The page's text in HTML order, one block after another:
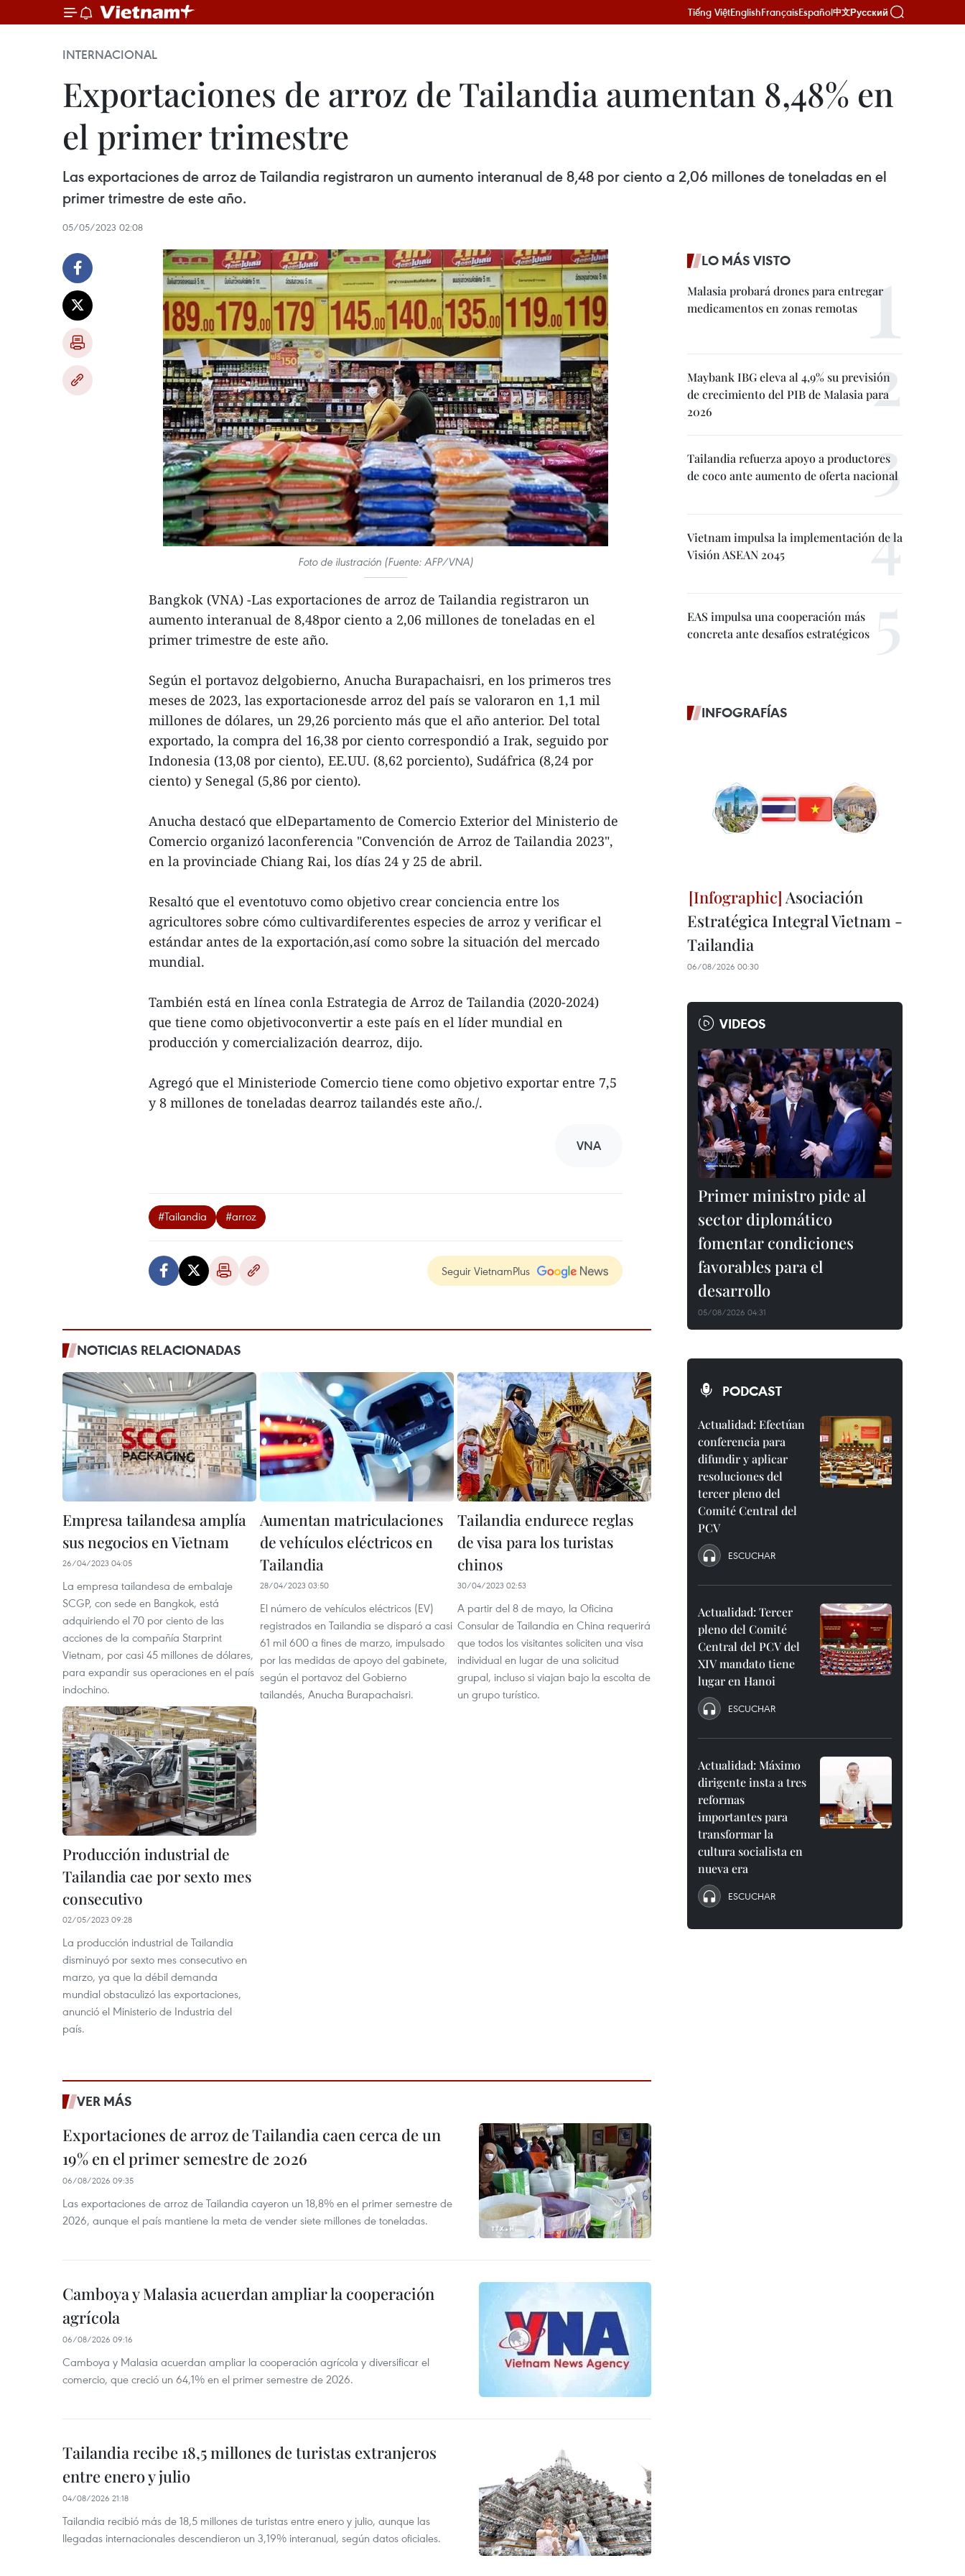
Tiếng ViệtEnglishFrançaisEspañol中文Русский
INTERNACIONAL
Exportaciones de arroz de Tailandia aumentan 8,48% en
el primer trimestre
Las exportaciones de arroz de Tailandia registraron un aumento interanual de 8,48 por ciento a 2,06 millones de toneladas en el
primer trimestre de este año.
05/05/2023 02:08
Foto de ilustración (Fuente: AFP/VNA)
Bangkok (VNA) -Las exportaciones de arroz de Tailandia registraron un
aumento interanual de 8,48por ciento a 2,06 millones de toneladas en el
primer trimestre de este año.
Según el portavoz delgobierno, Anucha Burapachaisri, en los primeros tres
meses de 2023, las exportacionesde arroz del país se valoraron en 1,1 mil
millones de dólares, un 29,26 porciento más que el año anterior. Del total
exportado, la compra del 16,38 por ciento correspondió a Irak, seguido por
Indonesia (13,08 por ciento), EE.UU. (8,62 porciento), Sudáfrica (8,24 por
ciento) y Senegal (5,86 por ciento).
Anucha destacó que elDepartamento de Comercio Exterior del Ministerio de
Comercio organizó laconferencia "Convención de Arroz de Tailandia 2023",
en la provinciade Chiang Rai, los días 24 y 25 de abril.
Resaltó que el eventotuvo como objetivo crear conciencia entre los
agricultores sobre cómo cultivardiferentes especies de arroz y verificar el
estándar antes de la exportación,así como sobre la situación del mercado
mundial.
También está en línea conla Estrategia de Arroz de Tailandia (2020-2024)
que tiene como objetivoconvertir a este país en el líder mundial en
producción y comercialización dearroz, dijo.
Agregó que el Ministeriode Comercio tiene como objetivo exportar entre 7,5
y 8 millones de toneladas dearroz tailandés este año./.
VNA
#Tailandia #arroz
Seguir VietnamPlus
NOTICIAS RELACIONADAS
Empresa tailandesa amplía
sus negocios en Vietnam
26/04/2023 04:05
La empresa tailandesa de embalaje
SCGP, con sede en Bangkok, está
adquiriendo el 70 por ciento de las
acciones de la compañía Starprint
Vietnam, por casi 45 millones de dólares,
para expandir sus operaciones en el país
indochino.
Aumentan matriculaciones
de vehículos eléctricos en
Tailandia
28/04/2023 03:50
El número de vehículos eléctricos (EV)
registrados en Tailandia se disparó a casi
61 mil 600 a fines de marzo, impulsado
por las medidas de apoyo del gabinete,
según el portavoz del Gobierno
tailandés, Anucha Burapachaisri.
Tailandia endurece reglas
de visa para los turistas
chinos
30/04/2023 02:53
A partir del 8 de mayo, la Oficina
Consular de Tailandia en China requerirá
que todos los visitantes soliciten una visa
individual en lugar de una solicitud
grupal, incluso si viajan bajo la escolta de
un grupo turístico.
Producción industrial de
Tailandia cae por sexto mes
consecutivo
02/05/2023 09:28
La producción industrial de Tailandia
disminuyó por sexto mes consecutivo en
marzo, ya que la débil demanda
mundial obstaculizó las exportaciones,
anunció el Ministerio de Industria del
país.
VER MÁS
Exportaciones de arroz de Tailandia caen cerca de un
19% en el primer semestre de 2026
06/08/2026 09:35
Las exportaciones de arroz de Tailandia cayeron un 18,8% en el primer semestre de
2026, aunque el país mantiene la meta de vender siete millones de toneladas.
Camboya y Malasia acuerdan ampliar la cooperación
agrícola
06/08/2026 09:16
Camboya y Malasia acuerdan ampliar la cooperación agrícola y diversificar el
comercio, que creció un 64,1% en el primer semestre de 2026.
Tailandia recibe 18,5 millones de turistas extranjeros
entre enero y julio
04/08/2026 21:18
Tailandia recibió más de 18,5 millones de turistas entre enero y julio, aunque las
llegadas internacionales descendieron un 3,19% interanual, según datos oficiales.
LO MÁS VISTO
Malasia probará drones para entregar
medicamentos en zonas remotas
Maybank IBG eleva al 4,9% su previsión
de crecimiento del PIB de Malasia para
2026
Tailandia refuerza apoyo a productores
de coco ante aumento de oferta nacional
Vietnam impulsa la implementación de la
Visión ASEAN 2045
EAS impulsa una cooperación más
concreta ante desafíos estratégicos
INFOGRAFÍAS
Asociación
Estratégica Integral Vietnam -
Tailandia
06/08/2026 00:30
VIDEOS
Primer ministro pide al
sector diplomático
fomentar condiciones
favorables para el
desarrollo
05/08/2026 04:31
PODCAST
Actualidad: Efectúan
conferencia para
difundir y aplicar
resoluciones del
tercer pleno del
Comité Central del
PCV
ESCUCHAR
Actualidad: Tercer
pleno del Comité
Central del PCV del
XIV mandato tiene
lugar en Hanoi
ESCUCHAR
Actualidad: Máximo
dirigente insta a tres
reformas
importantes para
transformar la
cultura socialista en
nueva era
ESCUCHAR